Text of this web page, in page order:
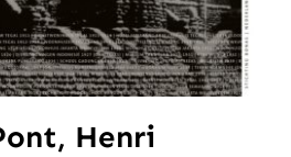
Henri